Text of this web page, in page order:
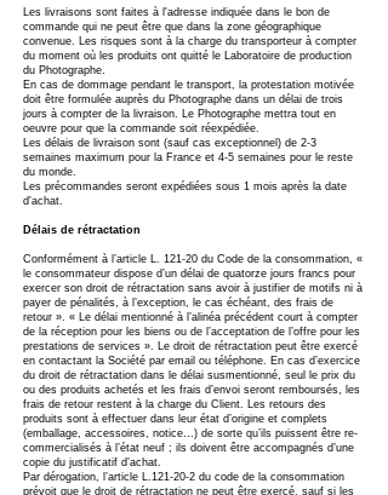
Les livraisons sont faites à l'adresse indiquée dans le bon de
commande qui ne peut être que dans la zone géographique
convenue. Les risques sont à la charge du transporteur à compter
du moment où les produits ont quitté le Laboratoire de production
du Photographe.
En cas de dommage pendant le transport, la protestation motivée
doit être formulée auprès du Photographe dans un délai de trois
jours à compter de la livraison. Le Photographe mettra tout en
oeuvre pour que la commande soit réexpédiée.
Les délais de livraison sont (sauf cas exceptionnel) de 2-3
semaines maximum pour la France et 4-5 semaines pour le reste
du monde.
Les précommandes seront expédiées sous 1 mois après la date
d'achat.
Délais de rétractation
Conformément à l’article L. 121-20 du Code de la consommation, «
le consommateur dispose d’un délai de quatorze jours francs pour
exercer son droit de rétractation sans avoir à justifier de motifs ni à
payer de pénalités, à l’exception, le cas échéant, des frais de
retour ». « Le délai mentionné à l’alinéa précédent court à compter
de la réception pour les biens ou de l’acceptation de l’offre pour les
prestations de services ». Le droit de rétractation peut être exercé
en contactant la Société par email ou téléphone. En cas d’exercice
du droit de rétractation dans le délai susmentionné, seul le prix du
ou des produits achetés et les frais d’envoi seront remboursés, les
frais de retour restent à la charge du Client. Les retours des
produits sont à effectuer dans leur état d’origine et complets
(emballage, accessoires, notice…) de sorte qu’ils puissent être re-
commercialisés à l’état neuf ; ils doivent être accompagnés d’une
copie du justificatif d’achat.
Par dérogation, l’article L.121-20-2 du code de la consommation
prévoit que le droit de rétractation ne peut être exercé, sauf si les